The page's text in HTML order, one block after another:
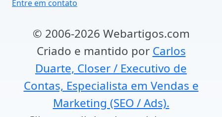
Entre em contato
© 2006-2026 Webartigos.com
Criado e mantido por Carlos
Duarte, Closer / Executivo de
Contas, Especialista em Vendas e
Marketing (SEO / Ads).